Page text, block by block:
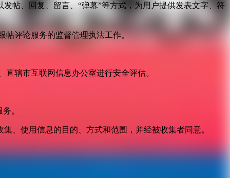
帖、回复、留言、“弹幕”等方式，为用户提供发表文字、符
帖评论服务的监督管理执法工作。
辖市互联网信息办公室进行安全评估。
。
、使用信息的目的、方式和范围，并经被收集者同意。